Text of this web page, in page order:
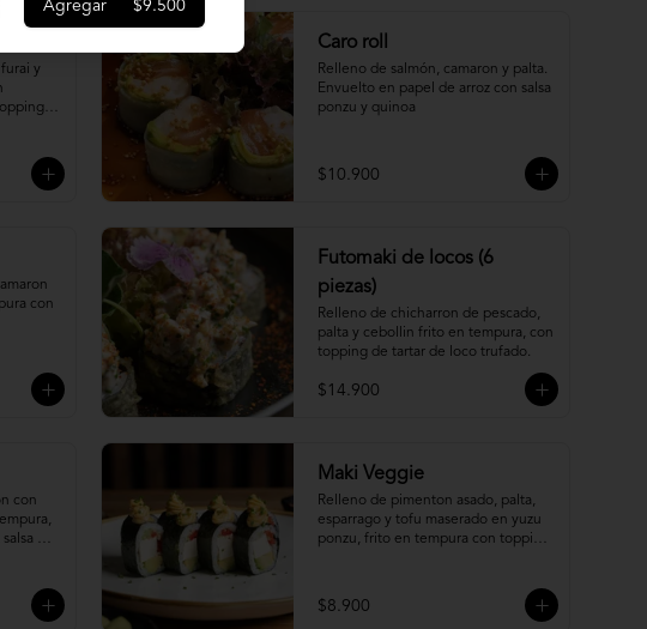
y
Caro roll
Relleno de salmón, camaron y palta.
Envuelto en papel de arroz con salsa
ponzu y quinoa
$10.900
con
Futomaki de locos (6
piezas)
Relleno de chicharron de pescado,
palta y cebollin frito en tempura, con
topping de tartar de loco trufado.
$14.900
con
Maki Veggie
Relleno de pimenton asado, palta,
esparrago y tofu maserado en yuzu
ponzu, frito en tempura con topping
$8.900
Agregar $9.500